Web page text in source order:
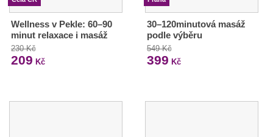
Wellness v Pekle: 60–90
minut relaxace i masáž
230 Kč
209 Kč
30–120minutová masáž
podle výběru
549 Kč
399 Kč